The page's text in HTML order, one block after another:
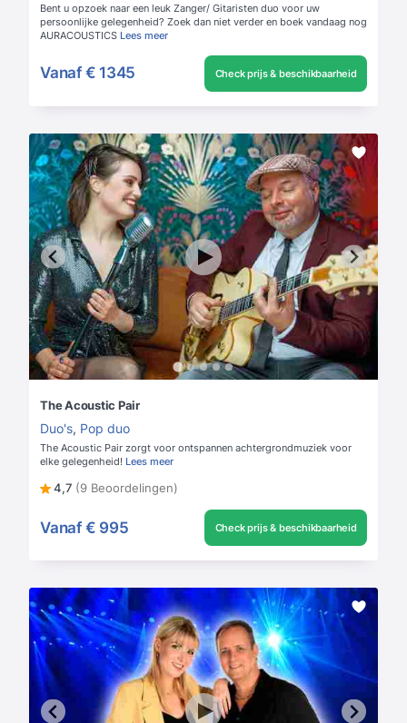
Bent u opzoek naar een leuk Zanger/ Gitaristen duo voor uw
persoonlijke gelegenheid? Zoek dan niet verder en boek vandaag nog
AURACOUSTICS Lees meer
Vanaf € 1345 Check prijs & beschikbaarheid
The Acoustic Pair
Duo's, Pop duo
The Acoustic Pair zorgt voor ontspannen achtergrondmuziek voor
elke gelegenheid! Lees meer
4,7 (9 Beoordelingen)
Vanaf € 995 Check prijs & beschikbaarheid